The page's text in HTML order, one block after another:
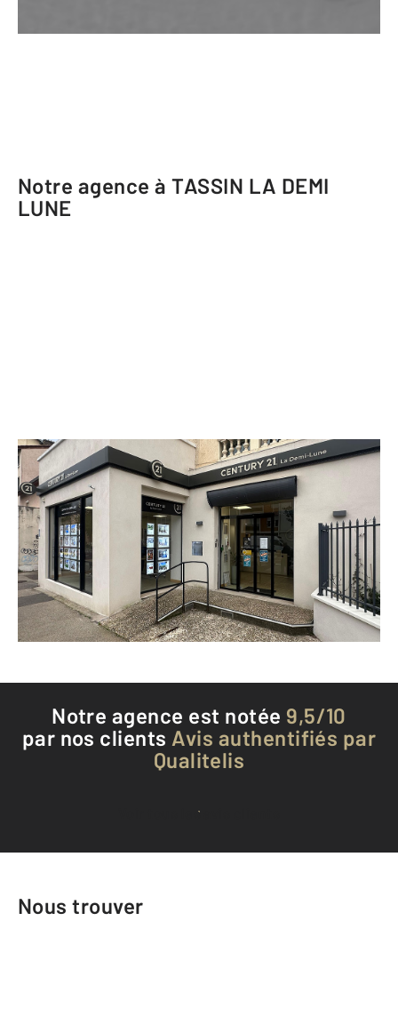
Notre agence à TASSIN LA DEMI
LUNE
CENTURY 21 La Demi-Lune
84 avenue de la République
TASSIN LA DEMI LUNE - 69160
Envoyer un message
Téléphoner à l'agence
Notre agence est notée 9,5/10
par nos clients Avis authentifiés par
Qualitelis
Voir tous les avis clients
Nous trouver